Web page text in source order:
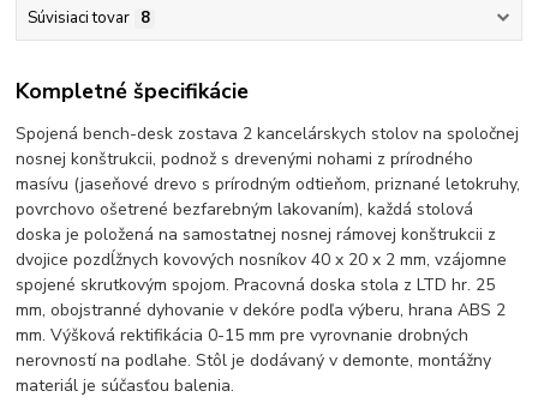
Súvisiaci tovar 8
Kompletné špecifikácie
Spojená bench-desk zostava 2 kancelárskych stolov na spoločnej
nosnej konštrukcii, podnož s drevenými nohami z prírodného
masívu (jaseňové drevo s prírodným odtieňom, priznané letokruhy,
povrchovo ošetrené bezfarebným lakovaním), každá stolová
doska je položená na samostatnej nosnej rámovej konštrukcii z
dvojice pozdĺžnych kovových nosníkov 40 x 20 x 2 mm, vzájomne
spojené skrutkovým spojom. Pracovná doska stola z LTD hr. 25
mm, obojstranné dyhovanie v dekóre podľa výberu, hrana ABS 2
mm. Výšková rektifikácia 0-15 mm pre vyrovnanie drobných
nerovností na podlahe. Stôl je dodávaný v demonte, montážny
materiál je súčasťou balenia.